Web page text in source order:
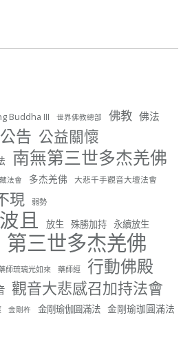
AM
會
AM
報導]
花蓮基隆， 關心榮民、榮眷及遺
Buddha III 世界佛教總部 佛教 佛法
公告 公益關懷
南無第三世多杰羌佛
法會 多杰羌佛 大悲千手觀音大壇法會
現 弱勢
且 放生 殊勝加持 永續放生
第三世多杰羌佛
師琉璃光如來 藥師經 行動佛殿
觀音大悲感召加持法會
金剛杵 金剛瑜伽圓滿法 金剛瑜珈圓滿法